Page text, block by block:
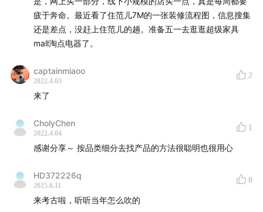
如果你滴家要装修或者想要购买家居家电，还可以加住范
儿客服微信：18810723766，发送暗号”购物”，领取
制作团队
主播 / 朱峰、某高老师
嘉宾 / 刘羡然、余跃
后期 / 卷圈
产品统筹 / bobo
疲于奔命。最近看了住范儿7M的一张装修流程图，信息搜集
还是差点，没赶上住范儿的趟。准备五一去逛逛超级家具
mall淘点电器了。
captainmiaoo
2022.4.03
2
来了
CholyChen
2022.4.04
1
感谢分享～ 按品类细分去找产品的方法很聪明也很用心
HD372226q
2025.6.11
0
来考古啦，听听当年怎么吹的